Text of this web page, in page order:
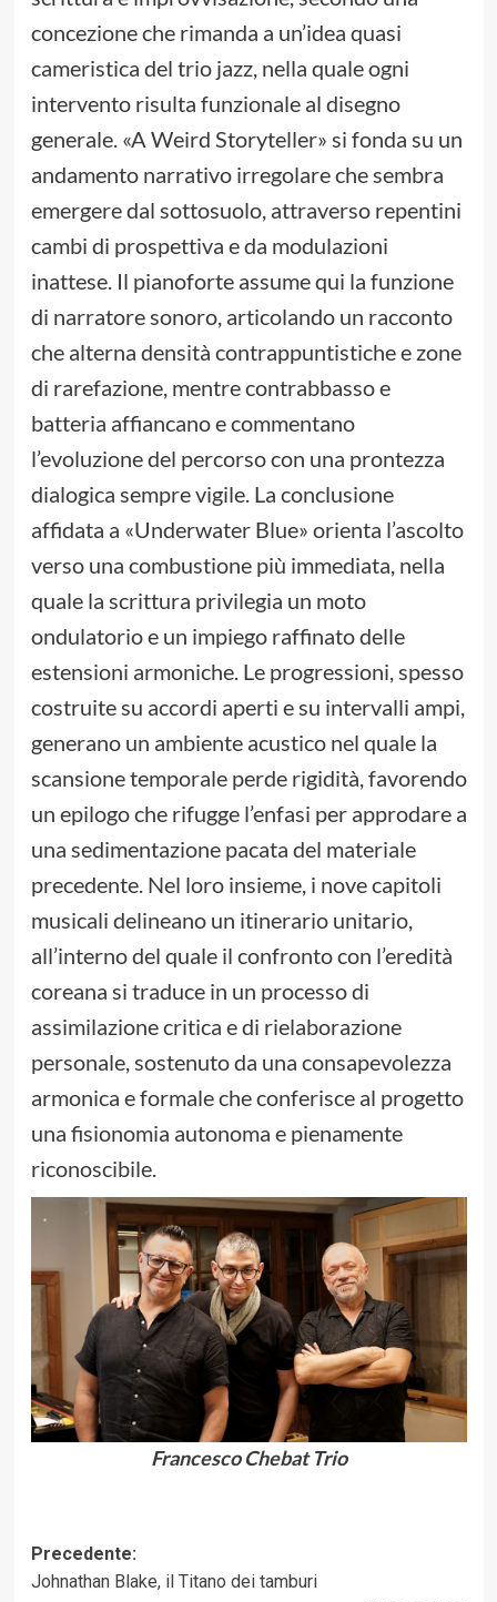
concezione che rimanda a un’idea quasi
cameristica del trio jazz, nella quale ogni
intervento risulta funzionale al disegno
generale. «A Weird Storyteller» si fonda su un
andamento narrativo irregolare che sembra
emergere dal sottosuolo, attraverso repentini
cambi di prospettiva e da modulazioni
inattese. Il pianoforte assume qui la funzione
di narratore sonoro, articolando un racconto
che alterna densità contrappuntistiche e zone
di rarefazione, mentre contrabbasso e
batteria affiancano e commentano
l’evoluzione del percorso con una prontezza
dialogica sempre vigile. La conclusione
affidata a «Underwater Blue» orienta l’ascolto
verso una combustione più immediata, nella
quale la scrittura privilegia un moto
ondulatorio e un impiego raffinato delle
estensioni armoniche. Le progressioni, spesso
costruite su accordi aperti e su intervalli ampi,
generano un ambiente acustico nel quale la
scansione temporale perde rigidità, favorendo
un epilogo che rifugge l’enfasi per approdare a
una sedimentazione pacata del materiale
precedente. Nel loro insieme, i nove capitoli
musicali delineano un itinerario unitario,
all’interno del quale il confronto con l’eredità
coreana si traduce in un processo di
assimilazione critica e di rielaborazione
personale, sostenuto da una consapevolezza
armonica e formale che conferisce al progetto
una fisionomia autonoma e pienamente
riconoscibile.
Francesco Chebat Trio
Navigazione
articolo
Precedente:
Johnathan Blake, il Titano dei tamburi